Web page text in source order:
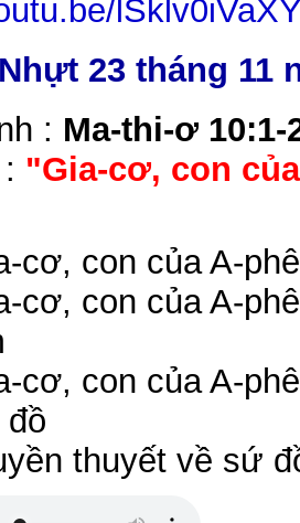
23 tháng 11
: Ma-thi-ơ 10:1-
"Gia-cơ, con
cơ, con của A-
cơ, con của A-
cơ, con của A-
thuyết về sứ